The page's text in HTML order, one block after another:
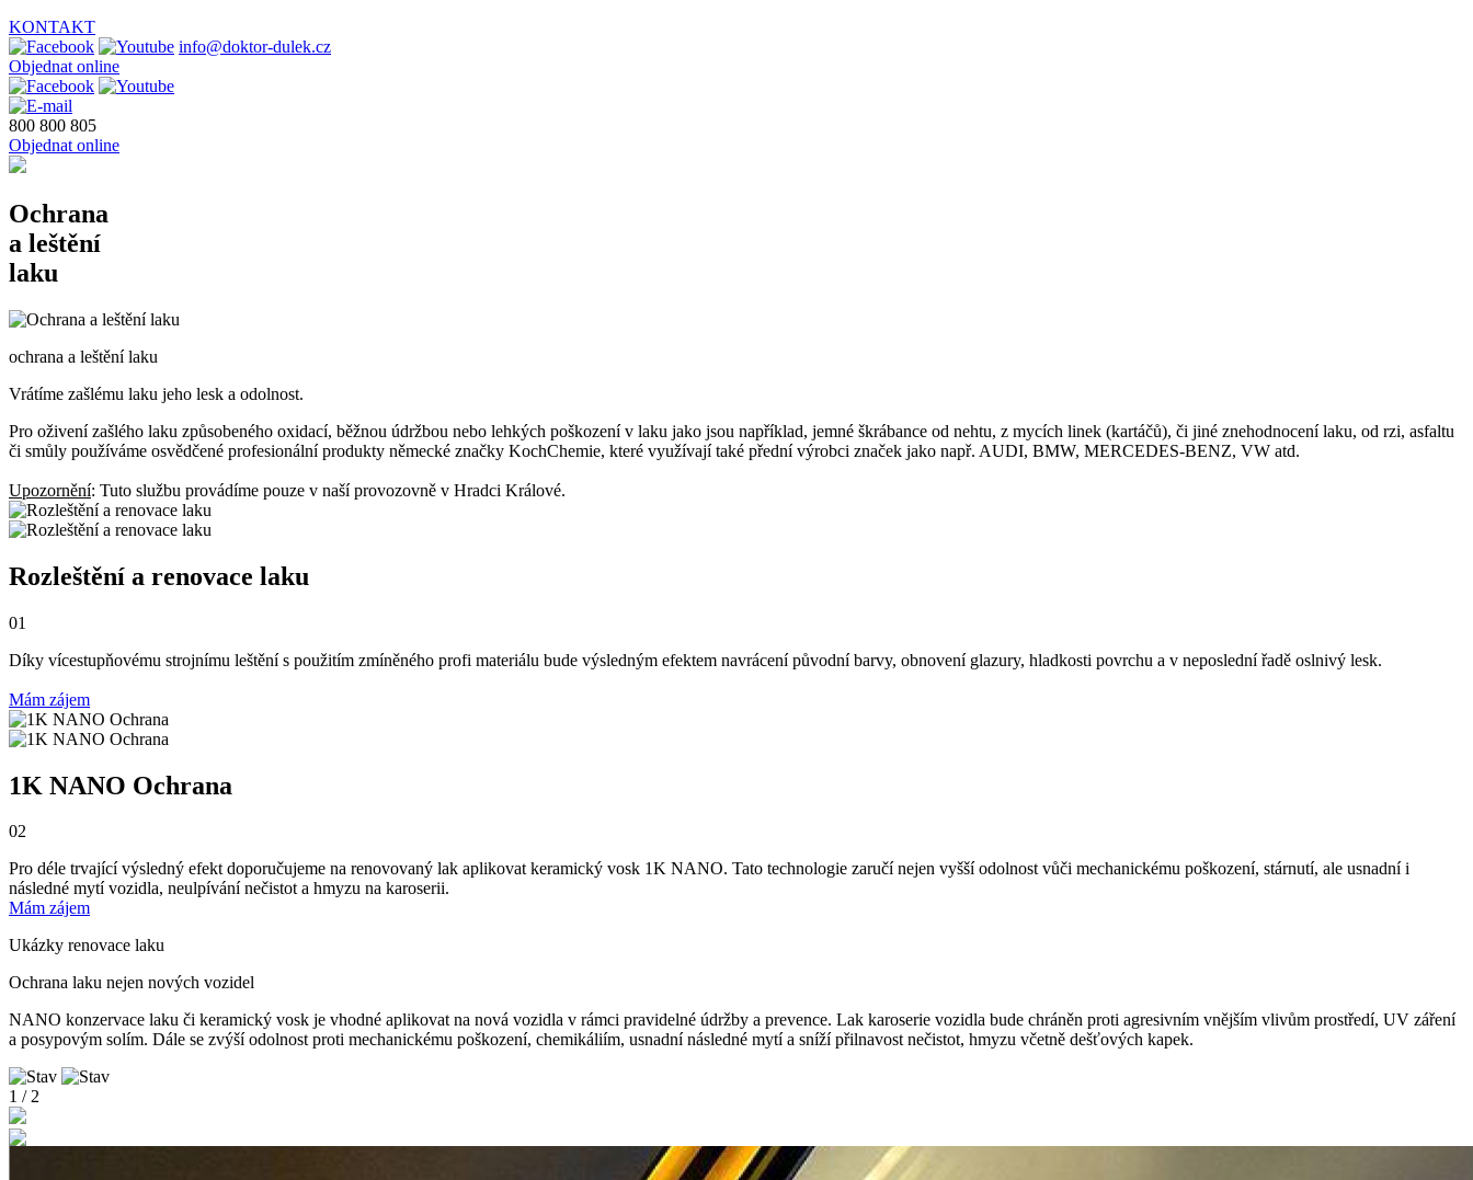
KONTAKT
info@doktor-dulek.cz
Objednat online
800 800 805
Objednat online
Ochrana
a leštění
laku
ochrana a leštění laku
Vrátíme zašlému laku jeho lesk a odolnost.
Pro oživení zašlého laku způsobeného oxidací, běžnou údržbou nebo lehkých poškození v laku jako jsou například, jemné škrábance od nehtu, z mycích linek (kartáčů), či jiné znehodnocení laku, od rzi, asfaltu
či smůly používáme osvědčené profesionální produkty německé značky KochChemie, které využívají také přední výrobci značek jako např. AUDI, BMW, MERCEDES-BENZ, VW atd.
Upozornění: Tuto službu provádíme pouze v naší provozovně v Hradci Králové.
Rozleštění a renovace laku
01
Díky vícestupňovému strojnímu leštění s použitím zmíněného profi materiálu bude výsledným efektem navrácení původní barvy, obnovení glazury, hladkosti povrchu a v neposlední řadě oslnivý lesk.
Mám zájem
1K NANO Ochrana
02
Pro déle trvající výsledný efekt doporučujeme na renovovaný lak aplikovat keramický vosk 1K NANO. Tato technologie zaručí nejen vyšší odolnost vůči mechanickému poškození, stárnutí, ale usnadní i
následné mytí vozidla, neulpívání nečistot a hmyzu na karoserii.
Mám zájem
Ukázky renovace laku
Ochrana laku nejen nových vozidel
NANO konzervace laku či keramický vosk je vhodné aplikovat na nová vozidla v rámci pravidelné údržby a prevence. Lak karoserie vozidla bude chráněn proti agresivním vnějším vlivům prostředí, UV záření
a posypovým solím. Dále se zvýší odolnost proti mechanickému poškození, chemikáliím, usnadní následné mytí a sníží přilnavost nečistot, hmyzu včetně dešťových kapek.
1 / 2